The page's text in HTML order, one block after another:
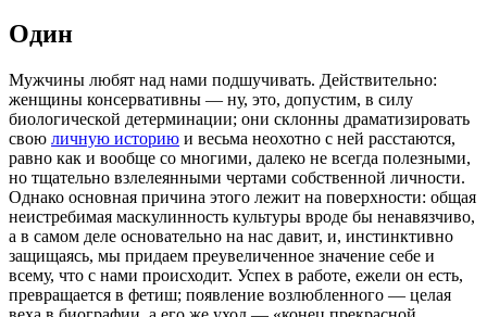
Один
Мужчины любят над нами подшучивать. Действительно:
женщины консервативны — ну, это, допустим, в силу
биологической детерминации; они склонны драматизировать
свою личную историю и весьма неохотно с ней расстаются,
равно как и вообще со многими, далеко не всегда полезными,
но тщательно взлелеянными чертами собственной личности.
Однако основная причина этого лежит на поверхности: общая
неистребимая маскулинность культуры вроде бы ненавязчиво,
а в самом деле основательно на нас давит, и, инстинктивно
защищаясь, мы придаем преувеличенное значение себе и
всему, что с нами происходит. Успех в работе, ежели он есть,
превращается в фетиш; появление возлюбленного — целая